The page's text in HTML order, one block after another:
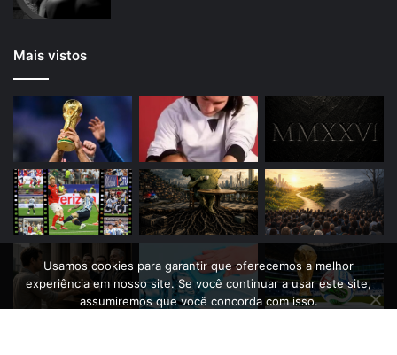
Mais vistos
Usamos cookies para garantir que oferecemos a melhor
experiência em nosso site. Se você continuar a usar este site,
assumiremos que você concorda com isso.